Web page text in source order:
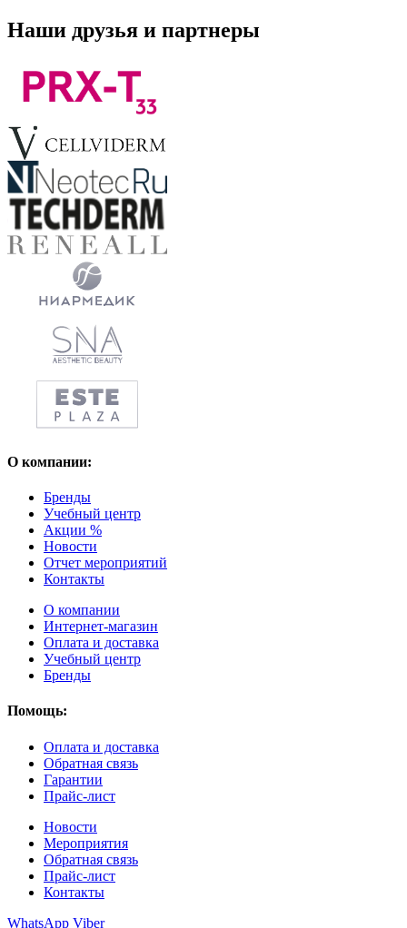
Наши друзья и партнеры
О компании:
Бренды
Учебный центр
Акции %
Новости
Отчет мероприятий
Контакты
О компании
Интернет-магазин
Оплата и доставка
Учебный центр
Бренды
Помощь:
Оплата и доставка
Обратная связь
Гарантии
Прайс-лист
Новости
Мероприятия
Обратная связь
Прайс-лист
Контакты
WhatsApp Viber